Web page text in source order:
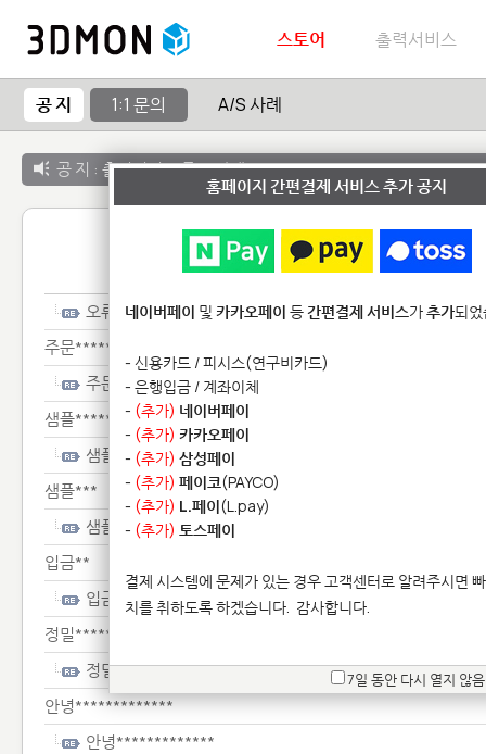
스토어 출력서비스
공 지 1:1 문의 A/S 사례
공 지 : 출력서비스 종료 안내
1:1 문
오류***
주문**************************
주문**************************
샘플******
샘플******
샘플***
샘플***
입금**
입금**
정밀********
정밀********
안녕*************
안녕*************
홈페이지 간편결제 서비스 추가 공지
네이버페이 및 카카오페이 등간편결제 서비스가추가되
- 신용카드 / 피시스(연구비카드)
- 은행입금 / 계좌이체
- (추가) 네이버페이
- (추가) 카카오페이
- (추가) 삼성페이
- (추가) 페이코(PAYCO)
- (추가) L.페이(L.pay)
- (추가) 토스페이
결제 시스템에 문제가 있는 경우 고객센터로 알려주시면
치를 취하도록 하겠습니다. 감사합니다.
7일 동안 다시 열지 않음